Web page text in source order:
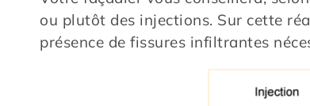
ou plutôt des injections. Sur cette
présence de fissures infiltrantes